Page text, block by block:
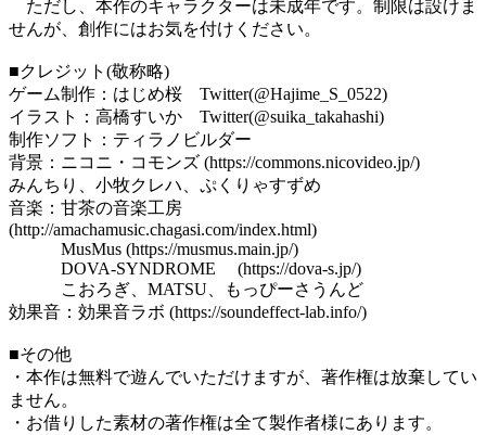
ただし、本作のキャラクターは未成年です。制限は設けま
せんが、創作にはお気を付けください。
■クレジット(敬称略)
ゲーム制作：はじめ桜 Twitter(@Hajime_S_0522)
イラスト：高橋すいか Twitter(@suika_takahashi)
制作ソフト：ティラノビルダー
背景：ニコニ・コモンズ (https://commons.nicovideo.jp/)
みんちり、小牧クレハ、ぷくりゃすずめ
音楽：甘茶の音楽工房
(http://amachamusic.chagasi.com/index.html)
MusMus (https://musmus.main.jp/)
DOVA-SYNDROME (https://dova-s.jp/)
こおろぎ、MATSU、もっぴーさうんど
効果音：効果音ラボ (https://soundeffect-lab.info/)
■その他
・本作は無料で遊んでいただけますが、著作権は放棄してい
ません。
・お借りした素材の著作権は全て製作者様にあります。